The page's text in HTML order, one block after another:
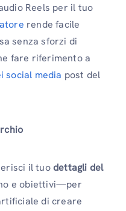
Reels per il tuo
rende facile
senza sforzi di
fare riferimento a
social media post del
il tuodettagli del
e obiettivi—per
di creare